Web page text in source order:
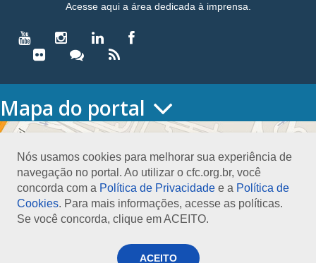
Nós usamos cookies para melhorar sua experiência de
navegação no portal. Ao utilizar o cfc.org.br, você
concorda com a Política de Privacidade e a Política de
Cookies. Para mais informações, acesse as políticas.
Se você concorda, clique em ACEITO.
ACEITO
Acesse aqui a área dedicada à imprensa.
Mapa do portal
HOME
Conselho Diretor
Nossa Sede
Planejamento
Organograma
Medalha João Lyra